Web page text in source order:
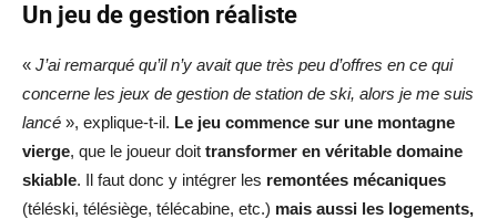
Un jeu de gestion réaliste
« J’ai remarqué qu’il n’y avait que très peu d’offres en ce qui
concerne les jeux de gestion de station de ski, alors je me suis
lancé », explique-t-il. Le jeu commence sur une montagne
vierge, que le joueur doit transformer en véritable domaine
skiable. Il faut donc y intégrer les remontées mécaniques
(téléski, télésiège, télécabine, etc.) mais aussi les logements,